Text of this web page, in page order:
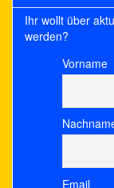
Ihr wollt über
werden?
Vorname
Email